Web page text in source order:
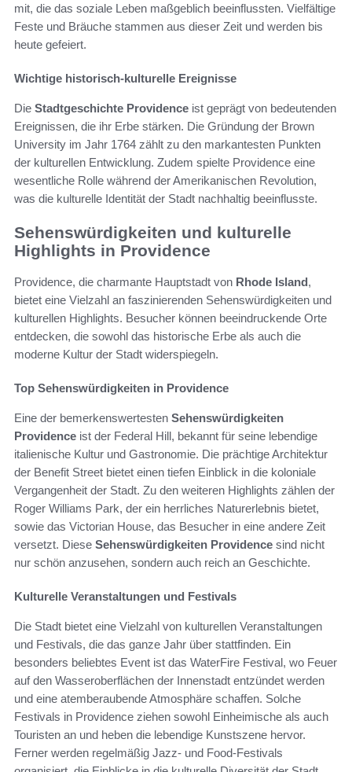
mit, die das soziale Leben maßgeblich beeinflussten. Vielfältige
Feste und Bräuche stammen aus dieser Zeit und werden bis
heute gefeiert.
Wichtige historisch-kulturelle Ereignisse
Die Stadtgeschichte Providence ist geprägt von bedeutenden
Ereignissen, die ihr Erbe stärken. Die Gründung der Brown
University im Jahr 1764 zählt zu den markantesten Punkten
der kulturellen Entwicklung. Zudem spielte Providence eine
wesentliche Rolle während der Amerikanischen Revolution,
was die kulturelle Identität der Stadt nachhaltig beeinflusste.
Sehenswürdigkeiten und kulturelle
Highlights in Providence
Providence, die charmante Hauptstadt von Rhode Island,
bietet eine Vielzahl an faszinierenden Sehenswürdigkeiten und
kulturellen Highlights. Besucher können beeindruckende Orte
entdecken, die sowohl das historische Erbe als auch die
moderne Kultur der Stadt widerspiegeln.
Top Sehenswürdigkeiten in Providence
Eine der bemerkenswertesten Sehenswürdigkeiten
Providence ist der Federal Hill, bekannt für seine lebendige
italienische Kultur und Gastronomie. Die prächtige Architektur
der Benefit Street bietet einen tiefen Einblick in die koloniale
Vergangenheit der Stadt. Zu den weiteren Highlights zählen der
Roger Williams Park, der ein herrliches Naturerlebnis bietet,
sowie das Victorian House, das Besucher in eine andere Zeit
versetzt. Diese Sehenswürdigkeiten Providence sind nicht
nur schön anzusehen, sondern auch reich an Geschichte.
Kulturelle Veranstaltungen und Festivals
Die Stadt bietet eine Vielzahl von kulturellen Veranstaltungen
und Festivals, die das ganze Jahr über stattfinden. Ein
besonders beliebtes Event ist das WaterFire Festival, wo Feuer
auf den Wasseroberflächen der Innenstadt entzündet werden
und eine atemberaubende Atmosphäre schaffen. Solche
Festivals in Providence ziehen sowohl Einheimische als auch
Touristen an und heben die lebendige Kunstszene hervor.
Ferner werden regelmäßig Jazz- und Food-Festivals